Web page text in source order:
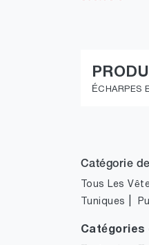
ÉCHARPES
Catégorie
Tous Les
Tuniques
Catégories